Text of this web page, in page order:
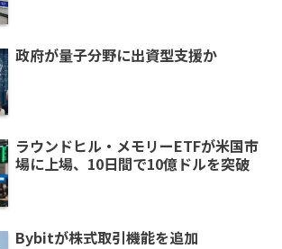
政府が量子分野に出資型支援か
ラウンドヒル・メモリーETFが米国市
場に上場、10日間で10億ドルを突破
Bybitが株式取引機能を追加